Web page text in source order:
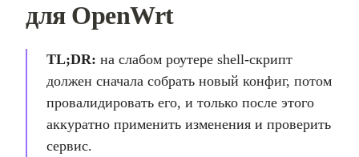
для OpenWrt
TL;DR: на слабом роутере shell-скрипт
должен сначала собрать новый конфиг, потом
провалидировать его, и только после этого
аккуратно применить изменения и проверить
сервис.